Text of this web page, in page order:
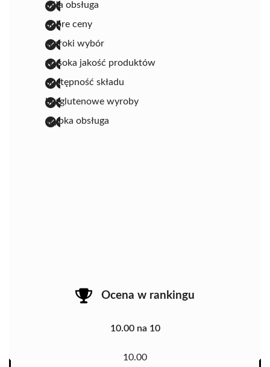
miła obsługa
dobre ceny
szeroki wybór
wysoka jakość produktów
dostępność składu
bezglutenowe wyroby
szybka obsługa
Ocena w rankingu
10.00 na 10
10.00